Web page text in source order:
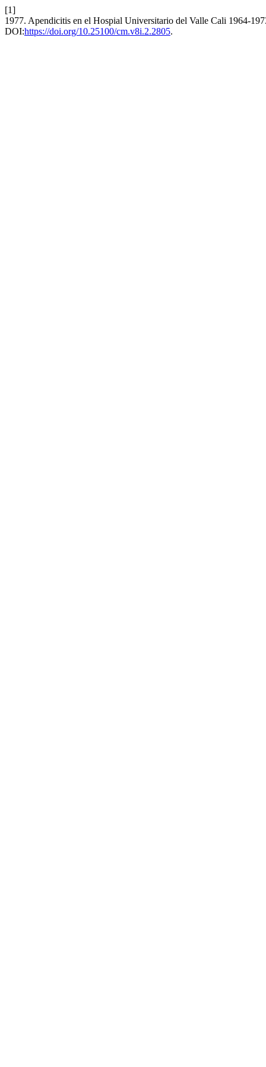
[1]
1977. Apendicitis en el Hospial Universitario del Valle Cali 1964-
DOI:https://doi.org/10.25100/cm.v8i.2.2805.